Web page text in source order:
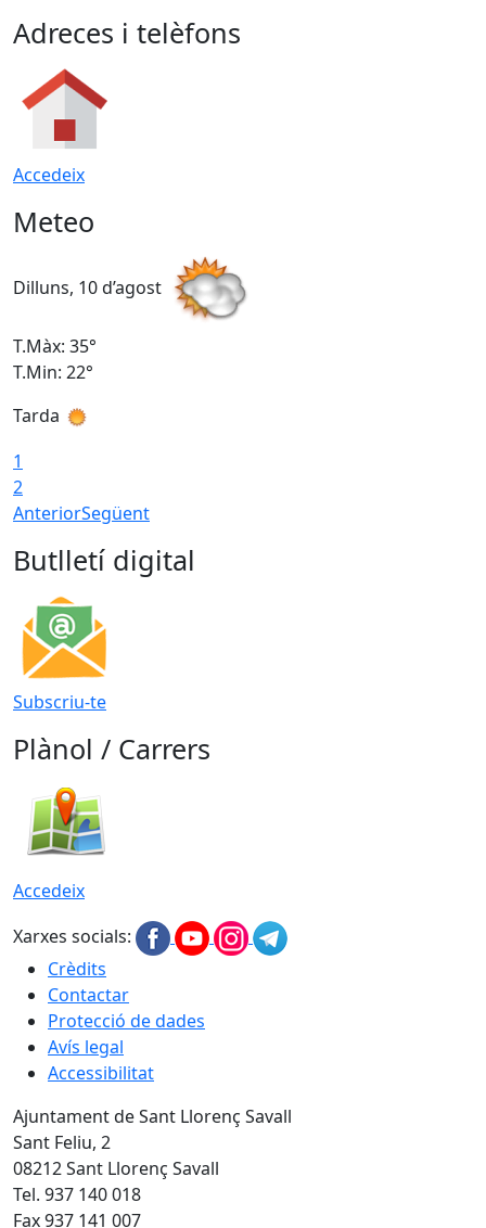
Adreces i telèfons
Accedeix
Meteo
Dilluns, 10 d’agost
T.Màx: 35°
T.Min: 22°
Tarda
1
2
AnteriorSegüent
Butlletí digital
Subscriu-te
Plànol / Carrers
Accedeix
Xarxes socials:
Crèdits
Contactar
Protecció de dades
Avís legal
Accessibilitat
Ajuntament de Sant Llorenç Savall
Sant Feliu, 2
08212 Sant Llorenç Savall
Tel. 937 140 018
Fax 937 141 007